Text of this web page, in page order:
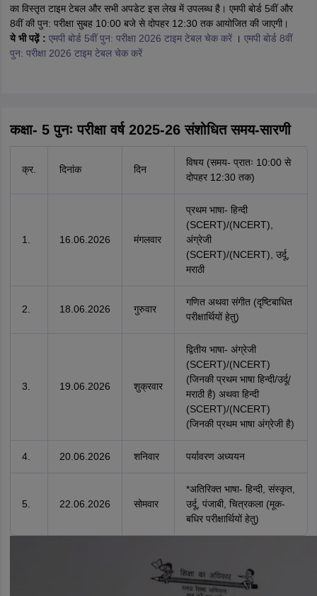
का विस्तृत टाइम टेबल और सभी अपडेट इस लेख में उपलब्ध है। एमपी बोर्ड 5वीं और
8वीं की पुन: परीक्षा सुबह 10:00 बजे से दोपहर 12:30 तक आयोजित की जाएगी।
ये भी पढ़ें : एमपी बोर्ड 5वीं पुन: परीक्षा 2026 टाइम टेबल चेक करें। एमपी बोर्ड 8वीं
पुन: परीक्षा 2026 टाइम टेबल चेक करें
कक्षा- 5 पुनः परीक्षा वर्ष 2025-26 संशोधित समय-सारणी
क्र. दिनांक दिन
विषय (समय- प्रातः 10:00 से
दोपहर 12:30 तक)
1. 16.06.2026 मंगलवार
प्रथम भाषा- हिन्दी
(SCERT)/(NCERT),
अंग्रेजी
(SCERT)/(NCERT), उर्दू,
मराठी
2. 18.06.2026 गुरुवार
गणित अथवा संगीत (दृष्टिबाधित
परीक्षार्थियों हेतु)
3. 19.06.2026 शुक्रवार
द्वितीय भाषा- अंग्रेजी
(SCERT)/(NCERT)
(जिनकी प्रथम भाषा हिन्दी/उर्दू/
मराठी है) अथवा हिन्दी
(SCERT)/(NCERT)
(जिनकी प्रथम भाषा अंग्रेजी है)
4. 20.06.2026 शनिवार पर्यावरण अध्ययन
5. 22.06.2026 सोमवार
*अतिरिक्त भाषा- हिन्दी, संस्कृत,
उर्दू, पंजाबी, चित्रकला (मूक-
बधिर परीक्षार्थियों हेतु)